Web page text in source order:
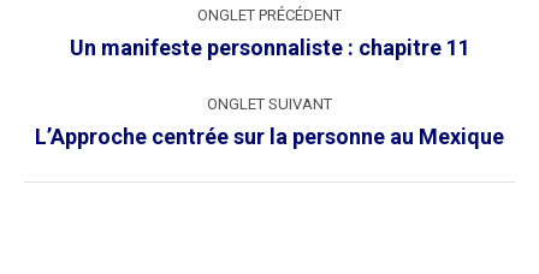
commentaire
ONGLET PRÉCÉDENT
Onglet
Un manifeste personnaliste : chapitre 11
ONGLET SUIVANT
Onglet
L’Approche centrée sur la personne au Mexique